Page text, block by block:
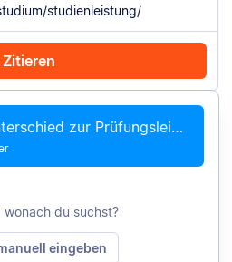
Zitieren
Chrome zitieren Manuell zitieren
Studienleistung: Unterschied zur Prüfungsleistung
wonach du suchst?
eingeben